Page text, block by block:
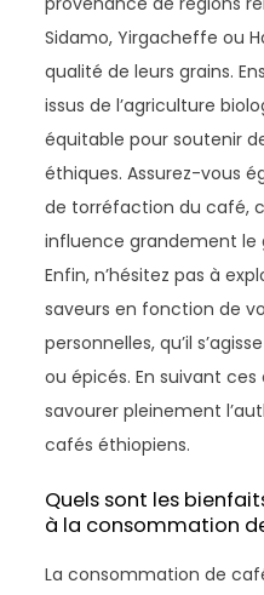
Sidamo, Yirgacheffe ou
qualité de leurs grains.
issus de l’agriculture
équitable pour soutenir
éthiques. Assurez-vous
de torréfaction du café,
influence grandement le
Enfin, n’hésitez pas à
saveurs en fonction de
personnelles, qu’il
ou épicés. En suivant
savourer pleinement
cafés éthiopiens.
Quels sont les
à la consommation
La consommation de